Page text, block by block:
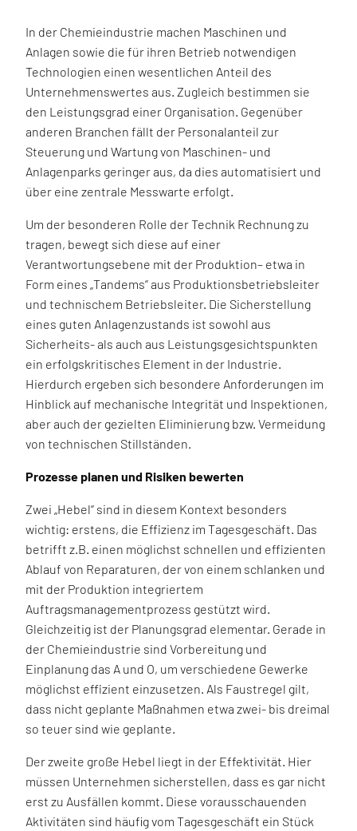
In der Chemieindustrie machen Maschinen und
Anlagen sowie die für ihren Betrieb notwendigen
Technologien einen wesentlichen Anteil des
Unternehmenswertes aus. Zugleich bestimmen sie
den Leistungsgrad einer Organisation. Gegenüber
anderen Branchen fällt der Personalanteil zur
Steuerung und Wartung von Maschinen- und
Anlagenparks geringer aus, da dies automatisiert und
über eine zentrale Messwarte erfolgt.
Um der besonderen Rolle der Technik Rechnung zu
tragen, bewegt sich diese auf einer
Verantwortungsebene mit der Produktion– etwa in
Form eines „Tandems“ aus Produktionsbetriebsleiter
und technischem Betriebsleiter. Die Sicherstellung
eines guten Anlagenzustands ist sowohl aus
Sicherheits- als auch aus Leistungsgesichtspunkten
ein erfolgskritisches Element in der Industrie.
Hierdurch ergeben sich besondere Anforderungen im
Hinblick auf mechanische Integrität und Inspektionen,
aber auch der gezielten Eliminierung bzw. Vermeidung
von technischen Stillständen.
Prozesse planen und Risiken bewerten
Zwei „Hebel“ sind in diesem Kontext besonders
wichtig: erstens, die Effizienz im Tagesgeschäft. Das
betrifft z.B. einen möglichst schnellen und effizienten
Ablauf von Reparaturen, der von einem schlanken und
mit der Produktion integriertem
Auftragsmanagementprozess gestützt wird.
Gleichzeitig ist der Planungsgrad elementar. Gerade in
der Chemieindustrie sind Vorbereitung und
Einplanung das A und O, um verschiedene Gewerke
möglichst effizient einzusetzen. Als Faustregel gilt,
dass nicht geplante Maßnahmen etwa zwei- bis dreimal
so teuer sind wie geplante.
Der zweite große Hebel liegt in der Effektivität. Hier
müssen Unternehmen sicherstellen, dass es gar nicht
erst zu Ausfällen kommt. Diese vorausschauenden
Aktivitäten sind häufig vom Tagesgeschäft ein Stück